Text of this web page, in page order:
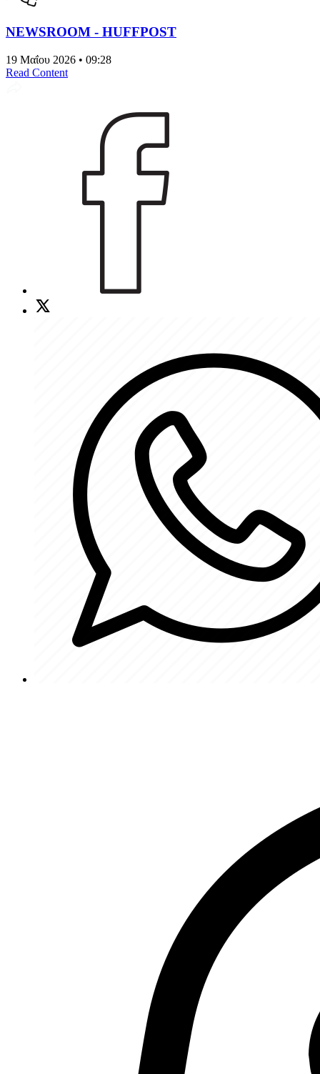
NEWSROOM - HUFFPOST
19 Μαΐου 2026 • 09:28
Read Content